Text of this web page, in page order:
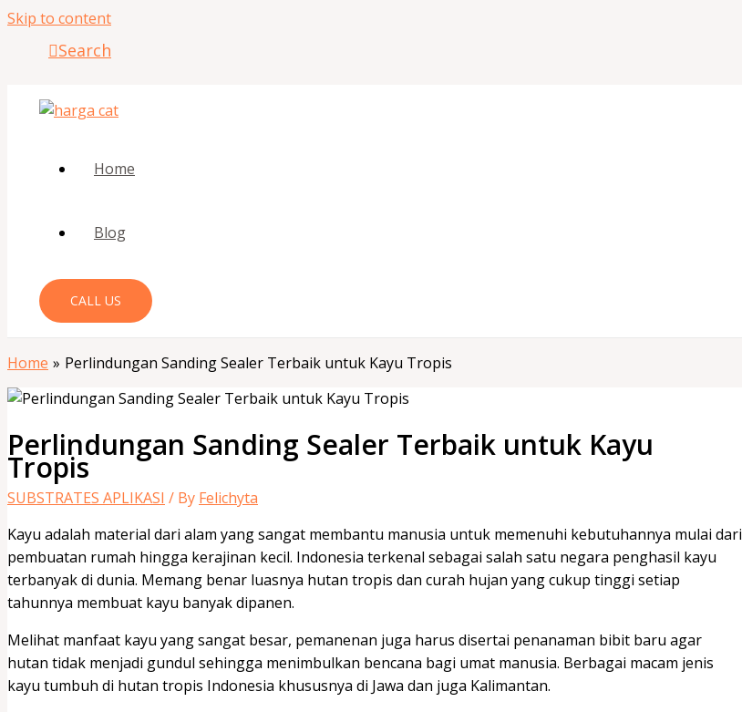
Skip to content
Search
Home
Blog
CALL US
Home Perlindungan Sanding Sealer Terbaik untuk Kayu Tropis
Perlindungan Sanding Sealer Terbaik untuk Kayu
Tropis
SUBSTRATES APLIKASI / By Felichyta
Kayu adalah material dari alam yang sangat membantu manusia untuk memenuhi kebutuhannya mulai dari
pembuatan rumah hingga kerajinan kecil. Indonesia terkenal sebagai salah satu negara penghasil kayu
terbanyak di dunia. Memang benar luasnya hutan tropis dan curah hujan yang cukup tinggi setiap
tahunnya membuat kayu banyak dipanen.
Melihat manfaat kayu yang sangat besar, pemanenan juga harus disertai penanaman bibit baru agar
hutan tidak menjadi gundul sehingga menimbulkan bencana bagi umat manusia. Berbagai macam jenis
kayu tumbuh di hutan tropis Indonesia khususnya di Jawa dan juga Kalimantan.